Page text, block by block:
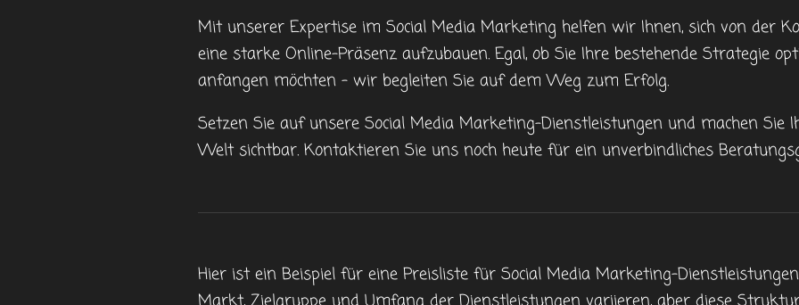
Mit unserer Expertise im Social Media Marketing helfen wir Ihnen, sich von der
eine starke Online-Präsenz aufzubauen. Egal, ob Sie Ihre bestehende Strategie
anfangen möchten – wir begleiten Sie auf dem Weg zum Erfolg.
Setzen Sie auf unsere Social Media Marketing-Dienstleistungen und machen Sie
Welt sichtbar. Kontaktieren Sie uns noch heute für ein unverbindliches
Hier ist ein Beispiel für eine Preisliste für Social Media Marketing-